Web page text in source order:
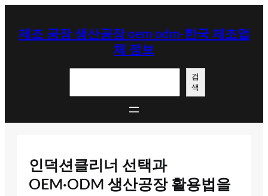
제조 공장 생산공장 oem odm-한국 제조업
체 정보
검
색
인덕션클리너 선택과
OEM·ODM 생산공장 활용법을